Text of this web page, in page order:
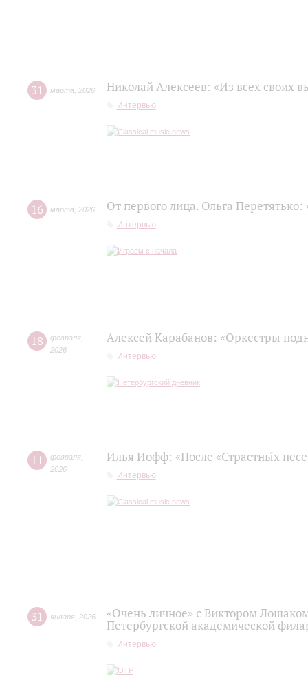
31 марта 2026 Николай Алексеев: «Из всех своих
Интервью
16 марта 2026 От первого лица. Ольга Перетятько:
Интервью
18 февраля
2026
Алексей Карабанов: «Оркестры
Интервью
11 февраля
2026
Илья Иофф: «После «Страстны́х
Интервью
31 января 2026
«Очень личное» с Виктором
Петербургской академической
Интервью